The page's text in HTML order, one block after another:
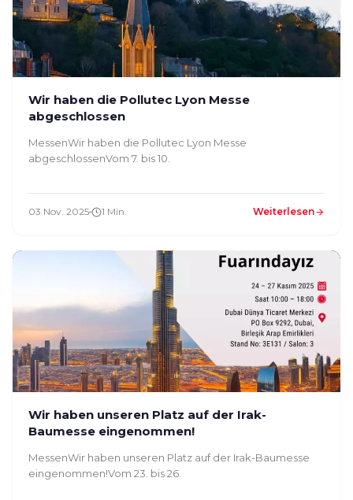
Wir haben die Pollutec Lyon Messe
abgeschlossen
MessenWir haben die Pollutec Lyon Messe
abgeschlossenVom 7. bis 10.
03 Nov. 2025 1 Min. Weiterlesen
Wir haben unseren Platz auf der Irak-
Baumesse eingenommen!
MessenWir haben unseren Platz auf der Irak-Baumesse
eingenommen!Vom 23. bis 26.